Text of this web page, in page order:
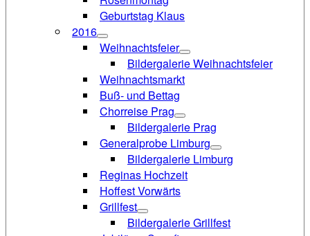
Geburtstag Klaus
2016
Weihnachtsfeier
Bildergalerie Weihnachtsfeier
Weihnachtsmarkt
Buß- und Bettag
Chorreise Prag
Bildergalerie Prag
Generalprobe Limburg
Bildergalerie Limburg
Reginas Hochzeit
Hoffest Vorwärts
Grillfest
Bildergalerie Grillfest